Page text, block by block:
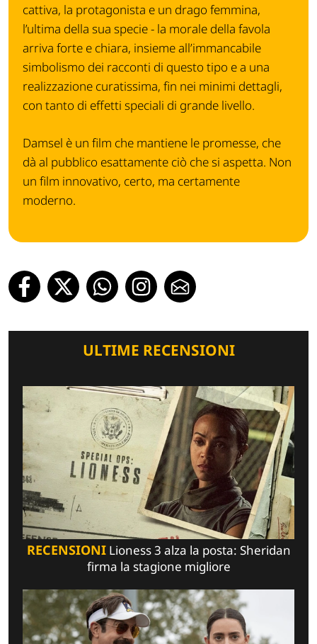
cattiva, la protagonista e un drago femmina,
l’ultima della sua specie - la morale della favola
arriva forte e chiara, insieme all’immancabile
simbolismo dei racconti di questo tipo e a una
realizzazione curatissima, fin nei minimi dettagli,
con tanto di effetti speciali di grande livello.
Damsel è un film che mantiene le promesse, che
dà al pubblico esattamente ciò che si aspetta. Non
un film innovativo, certo, ma certamente
moderno.
ULTIME RECENSIONI
RECENSIONILioness 3 alza la posta: Sheridan
firma la stagione migliore